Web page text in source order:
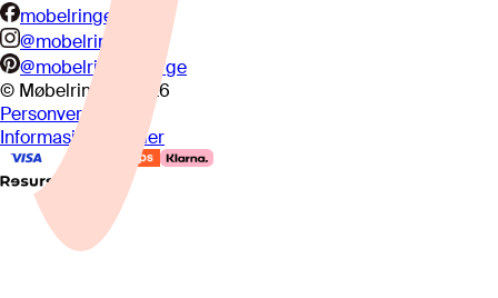
mobelringen.no
@mobelringen
@mobelringennorge
© Møbelringen
2026
Personvern
Informasjonskapsler